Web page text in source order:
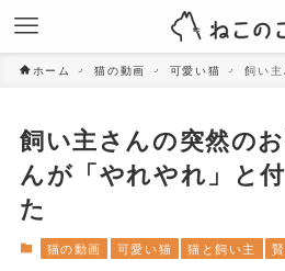
ホーム 猫の動画 可愛い猫 飼い
飼い主さんの突然の
んが「やれやれ」と
た
猫の動画 可愛い猫 猫と飼い主